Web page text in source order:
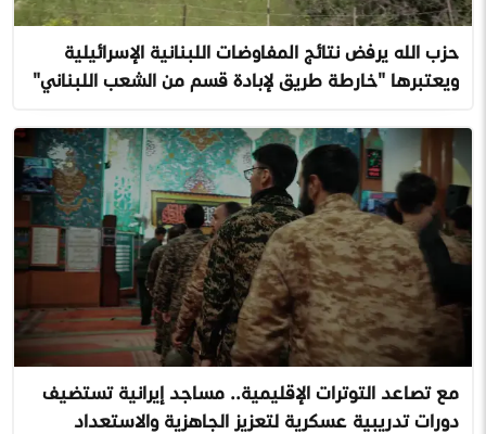
حزب الله يرفض نتائج المفاوضات اللبنانية الإسرائيلية
ويعتبرها "خارطة طريق لإبادة قسم من الشعب اللبناني"
مع تصاعد التوترات الإقليمية.. مساجد إيرانية تستضيف
دورات تدريبية عسكرية لتعزيز الجاهزية والاستعداد